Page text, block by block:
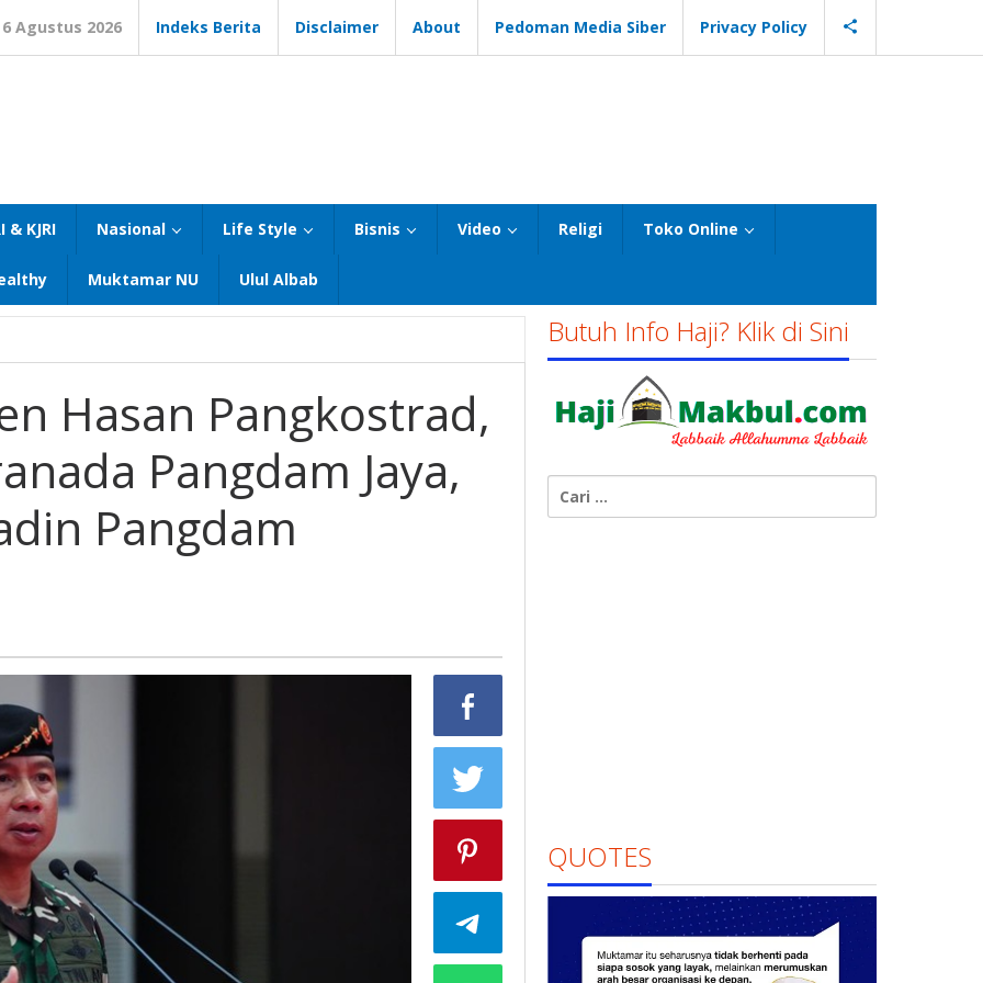
6 Agustus 2026 Indeks Berita Disclaimer About Pedoman Media Siber Privacy Policy
& KJRI Nasional Life Style Bisnis Video Religi Toko Online
Muktamar NU Ulul Albab
Hasan Pangkostrad,
Pangdam Jaya,
Pangdam
Butuh Info Haji? Klik di Sini
untuk:
QUOTES